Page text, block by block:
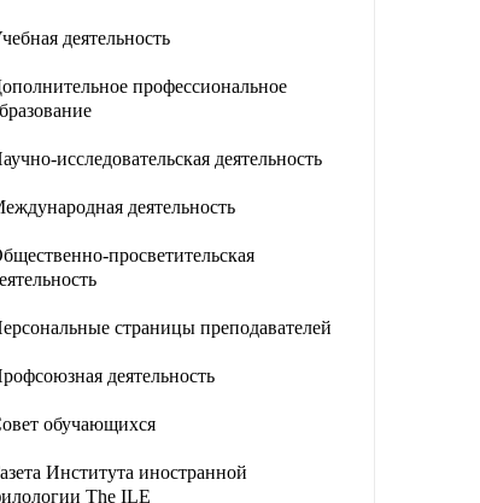
деятельность
профессиональное
исследовательская деятельность
деятельность
просветительская
страницы преподавателей
деятельность
обучающихся
Института иностранной
The ILE